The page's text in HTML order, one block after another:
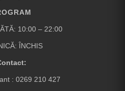
10:00 – 22:00
ÎNCHIS
: 0269 210 427